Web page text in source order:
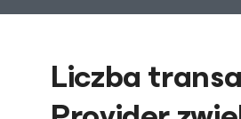
Liczba